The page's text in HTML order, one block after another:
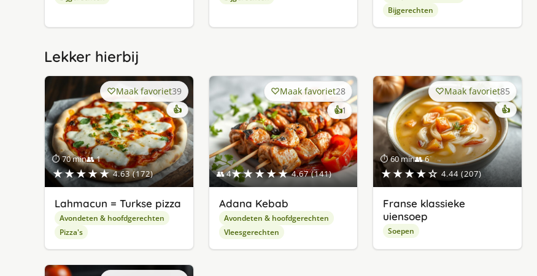
Bijgerechten
Lekker hierbij
⏱ 70 min👥 1
★★★★★ 4.63 (172)
Maak favoriet39
👍
Lahmacun = Turkse pizza
Avondeten & hoofdgerechten
Pizza's
👥 4★★★★★ 4.67 (141)
Maak favoriet28
👍1 keer
lekker
gevonden
Adana Kebab
Avondeten & hoofdgerechten
Vleesgerechten
⏱ 60 min👥 6
★★★★☆ 4.44 (207)
Maak favoriet85
👍
Franse klassieke
uiensoep
Soepen